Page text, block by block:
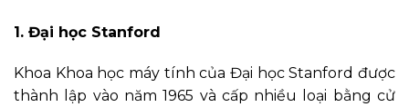
1. Đại học Stanford
Khoa Khoa học máy tính của Đại học Stanford được
thành lập vào năm 1965 và cấp nhiều loại bằng cử